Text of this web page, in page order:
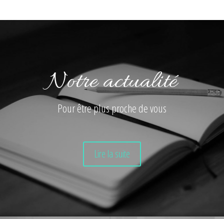
Notre actualité
Pour être plus proche de vous
Lire la suite